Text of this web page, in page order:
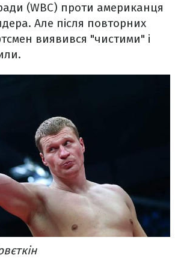
(WBC) проти американця
Але після повторних
виявився "чистими" і